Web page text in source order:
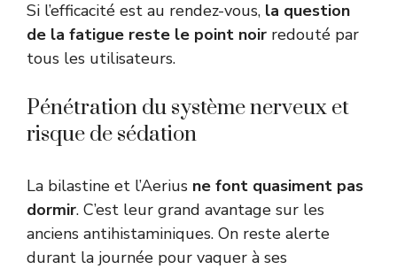
Si l’efficacité est au rendez-vous, la question
de la fatigue reste le point noir redouté par
tous les utilisateurs.
Pénétration du système nerveux et
risque de sédation
La bilastine et l’Aerius ne font quasiment pas
dormir. C’est leur grand avantage sur les
anciens antihistaminiques. On reste alerte
durant la journée pour vaquer à ses